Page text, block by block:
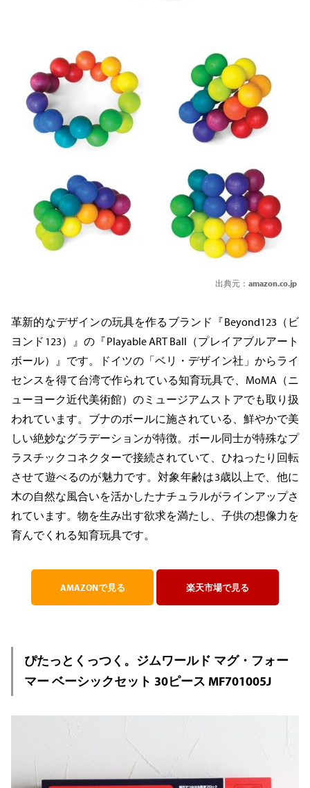
出典元： amazon.co.jp
革新的なデザインの玩具を作るブランド『Beyond123（ビ
ヨンド123）』の『Playable ART Ball（プレイアブルアート
ボール）』です。ドイツの「ベリ・デザイン社」からライ
センスを得て台湾で作られている知育玩具で、MoMA（ニ
ューヨーク近代美術館）のミュージアムストアでも取り扱
われています。ブナのボールに施されている、鮮やかで美
しい絶妙なグラデーションが特徴。ボール同士が特殊なプ
ラスチックコネクターで接続されていて、ひねったり回転
させて遊べるのが魅力です。対象年齢は3歳以上で、他に
木の自然な風合いを活かしたナチュラルがラインアップさ
れています。物を生み出す欲求を満たし、子供の想像力を
育んでくれる知育玩具です。
AMAZONで見る 楽天市場で見る
ぴたっとくっつく。ジムワールド マグ・フォー
マー ベーシックセット 30ピース MF701005J